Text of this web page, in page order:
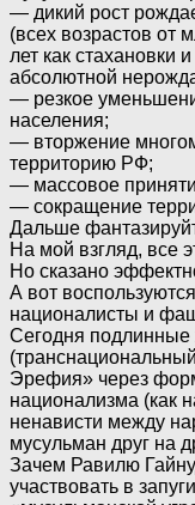
— дикий рост
(всех возрастов от
лет как стахановки
абсолютной
— резкое
населения;
— вторжение
территорию РФ;
— массовое
— сокращение
Дальше
На мой взгляд, все
Но сказано
А вот
националисты и
Сегодня подлинные
Эрефия» через
национализма (как
ненависти между
мусульман друг на
Зачем Равилю
участвовать в